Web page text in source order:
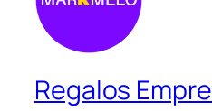
Regalos